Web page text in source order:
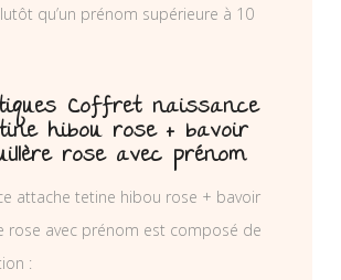
qu’un prénom supérieure à 10
Coffret naissance
hibou rose + bavoir
rose avec prénom
attache tetine hibou rose + bavoir
rose avec prénom est composé de
: